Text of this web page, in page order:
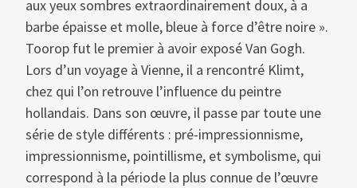
aux yeux sombres extraordinairement doux, à a
barbe épaisse et molle, bleue à force d’être noire ».
Toorop fut le premier à avoir exposé Van Gogh.
Lors d’un voyage à Vienne, il a rencontré Klimt,
chez qui l’on retrouve l’influence du peintre
hollandais. Dans son œuvre, il passe par toute une
série de style différents : pré-impressionnisme,
impressionnisme, pointillisme, et symbolisme, qui
correspond à la période la plus connue de l’œuvre